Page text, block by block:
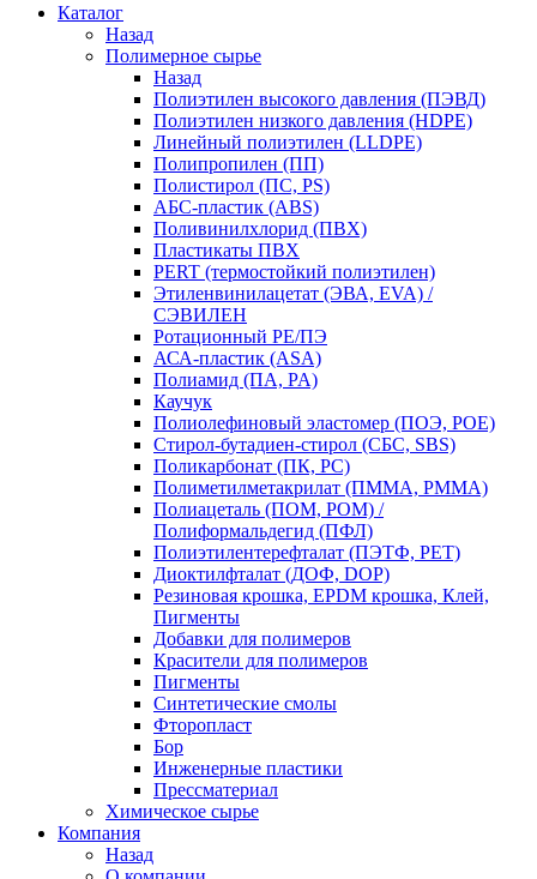
Каталог
Назад
Полимерное сырье
Назад
Полиэтилен высокого давления (ПЭВД)
Полиэтилен низкого давления (HDPE)
Линейный полиэтилен (LLDPE)
Полипропилен (ПП)
Полистирол (ПС, PS)
АБС-пластик (ABS)
Поливинилхлорид (ПВХ)
Пластикаты ПВХ
PERT (термостойкий полиэтилен)
Этиленвинилацетат (ЭВА, EVA) /
СЭВИЛЕН
Ротационный PE/ПЭ
АСА-пластик (ASA)
Полиамид (ПА, PA)
Каучук
Полиолефиновый эластомер (ПОЭ, POE)
Стирол-бутадиен-стирол (СБС, SBS)
Поликарбонат (ПК, PC)
Полиметилметакрилат (ПММА, PMMA)
Полиацеталь (ПОМ, POM) /
Полиформальдегид (ПФЛ)
Полиэтилентерефталат (ПЭТФ, PET)
Диоктилфталат (ДОФ, DOP)
Резиновая крошка, EPDM крошка, Клей,
Пигменты
Добавки для полимеров
Красители для полимеров
Пигменты
Синтетические смолы
Фторопласт
Бор
Инженерные пластики
Прессматериал
Химическое сырье
Компания
Назад